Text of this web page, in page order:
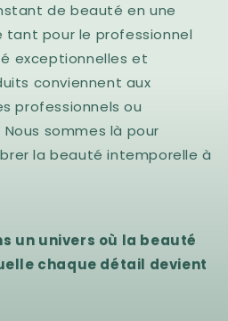
de beauté en une
tant pour le professionnel
exceptionnelles et
conviennent aux
professionnels ou
Nous sommes là pour
la beauté intemporelle à
un univers où la beauté
chaque détail devient